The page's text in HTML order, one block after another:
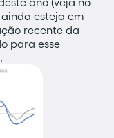
esteja em
recente da
para esse